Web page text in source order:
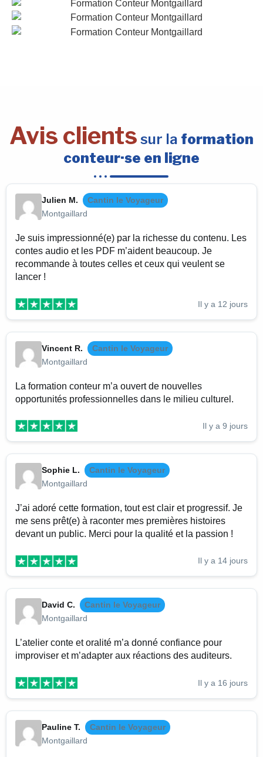
Avis clients sur la formation
conteur·se en ligne
Julien M.
Cantin le Voyageur
Montgaillard
Je suis impressionné(e) par la richesse du contenu. Les
contes audio et les PDF m’aident beaucoup. Je
recommande à toutes celles et ceux qui veulent se
lancer !
Il y a 12 jours
Vincent R.
Cantin le Voyageur
Montgaillard
La formation conteur m’a ouvert de nouvelles
opportunités professionnelles dans le milieu culturel.
Il y a 9 jours
Sophie L.
Cantin le Voyageur
Montgaillard
J’ai adoré cette formation, tout est clair et progressif. Je
me sens prêt(e) à raconter mes premières histoires
devant un public. Merci pour la qualité et la passion !
Il y a 14 jours
David C.
Cantin le Voyageur
Montgaillard
L’atelier conte et oralité m’a donné confiance pour
improviser et m’adapter aux réactions des auditeurs.
Il y a 16 jours
Pauline T.
Cantin le Voyageur
Montgaillard